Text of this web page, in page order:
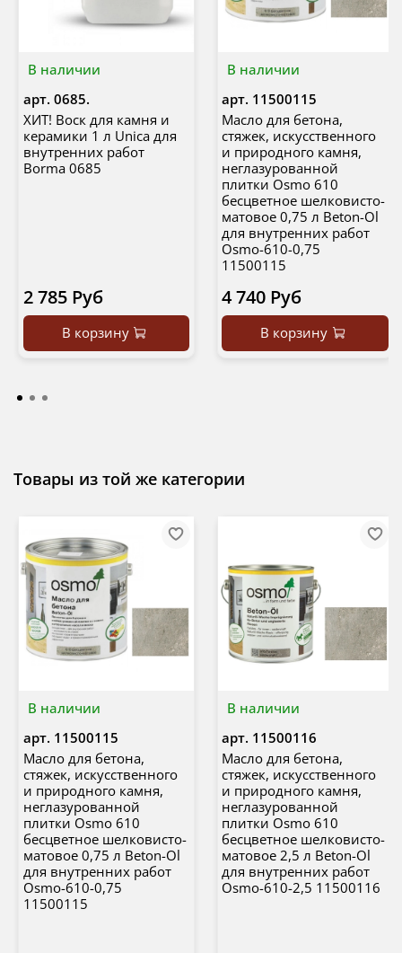
В наличии
арт. 0685.
ХИТ! Воск для камня и
керамики 1 л Unica для
внутренних работ
Borma 0685
2 785 Руб
В корзину
В наличии
арт. 11500115
Масло для бетона,
стяжек, искусственного
и природного камня,
неглазурованной
плитки Osmo 610
бесцветное шелковисто-
матовое 0,75 л Beton-Ol
для внутренних работ
Osmo-610-0,75
11500115
4 740 Руб
В корзину
Товары из той же категории
В наличии
арт. 11500115
Масло для бетона,
стяжек, искусственного
и природного камня,
неглазурованной
плитки Osmo 610
бесцветное шелковисто-
матовое 0,75 л Beton-Ol
для внутренних работ
Osmo-610-0,75
11500115
В наличии
арт. 11500116
Масло для бетона,
стяжек, искусственного
и природного камня,
неглазурованной
плитки Osmo 610
бесцветное шелковисто-
матовое 2,5 л Beton-Ol
для внутренних работ
Osmo-610-2,5 11500116